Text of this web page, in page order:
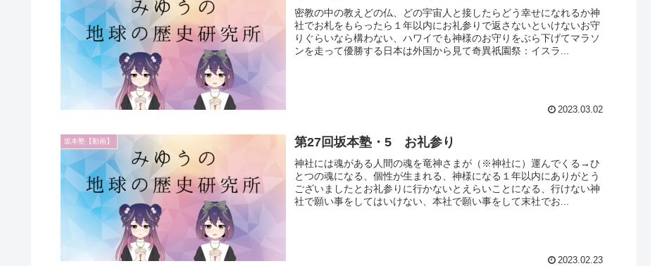
密教の中の教えどの仏、どの宇宙人と接したらどう幸せになれるか神
社でお札をもらったら１年以内にお礼参りで返さないといけないお守
りぐらいなら構わない、ハワイでも神様のお守りをぶら下げてマラソ
ンを走って優勝する日本は外国から見て奇異祇園祭：イスラ...
2023.03.02
坂本塾【動画】 第27回坂本塾・5 お礼参り
神社には魂がある人間の魂を竜神さまが（※神社に）運んでくる→ひ
とつの魂になる、個性が生まれる、神様になる１年以内にありがとう
ございましたとお礼参りに行かないとえらいことになる、行けない神
社で願い事をしてはいけない、本社で願い事をして末社でお...
2023.02.23